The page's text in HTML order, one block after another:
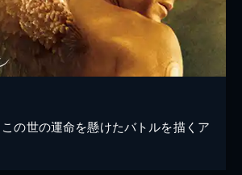
の世の運命を懸けたバトルを描くア